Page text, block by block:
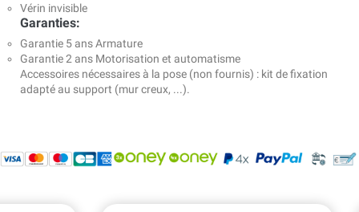
Vérin invisible
Garanties:
Garantie 5 ans Armature
Garantie 2 ans Motorisation et automatisme
Accessoires nécessaires à la pose (non fournis) : kit de fixation
adapté au support (mur creux, ...).